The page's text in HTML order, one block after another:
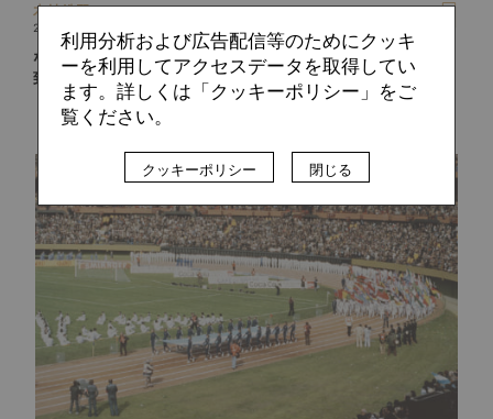
木村 浩嗣
2023.03.21
なぜスペイン、ポルトガルとの共催国にモロッコが？ W杯招
致へ向け絡み合う思惑
利用分析および広告配信等のためにクッキ
ーを利用してアクセスデータを取得してい
ます。詳しくは「クッキーポリシー」をご
覧ください。
クッキーポリシー 閉じる